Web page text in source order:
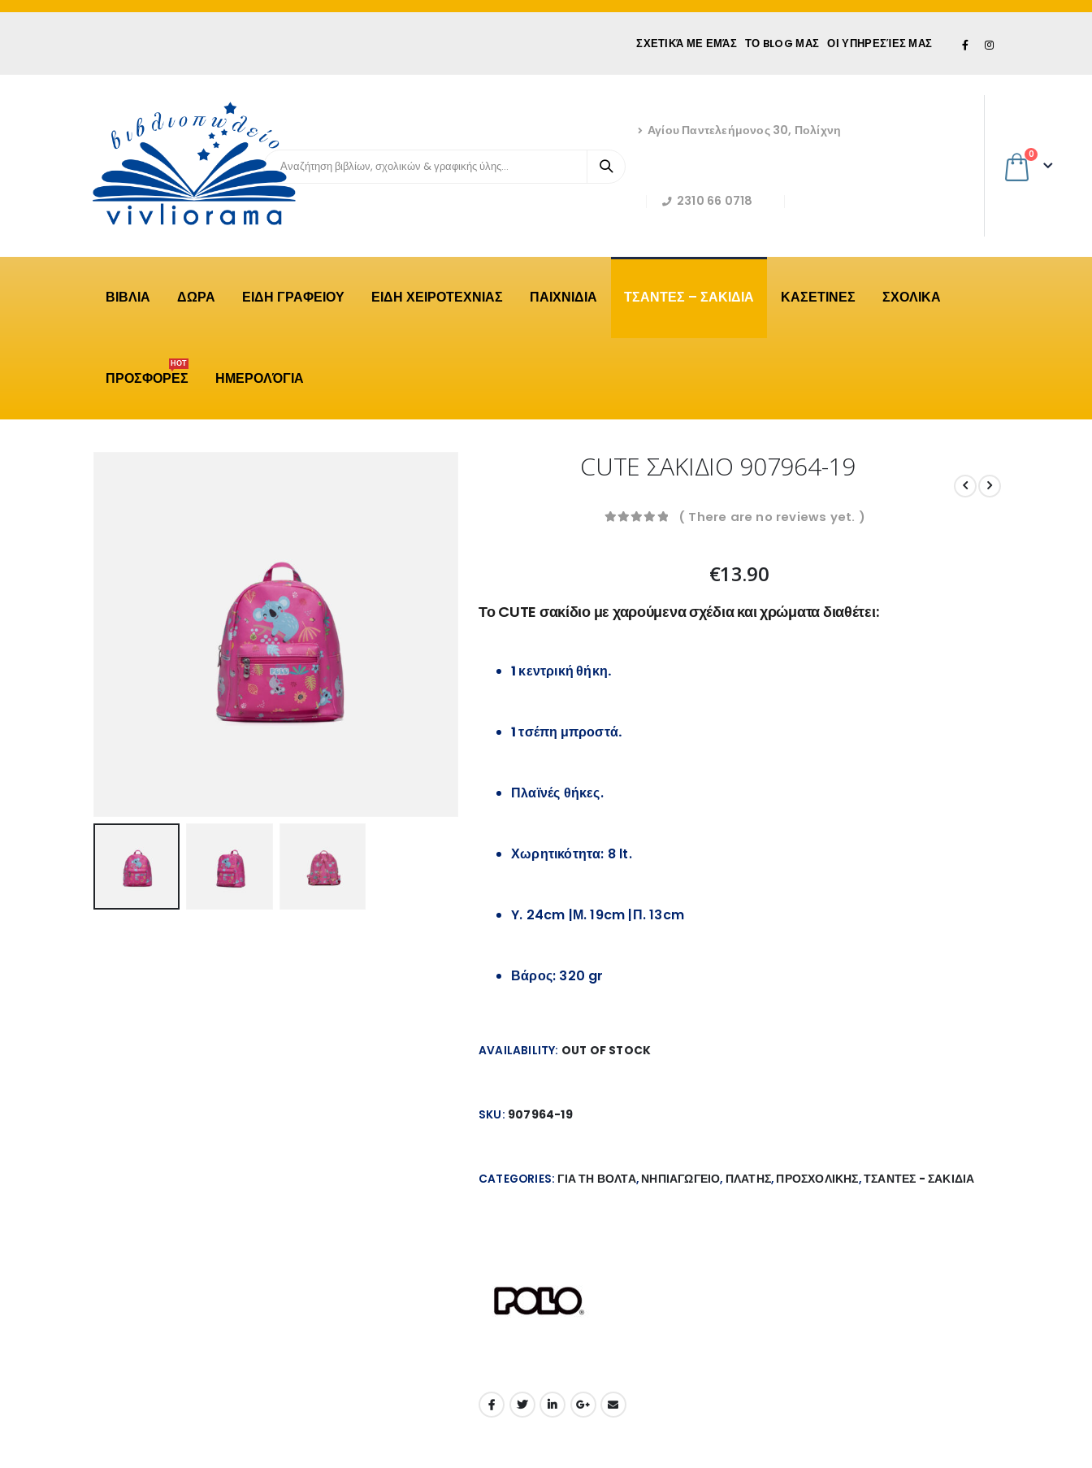
ΣΧΕΤΙΚΆ ΜΕ ΕΜΆΣ ΤΟ BLOG ΜΑΣ ΟΙ ΥΠΗΡΕΣΊΕΣ ΜΑΣ
Αγίου Παντελεήμονος 30, Πολίχνη
2310 66 0718
0
ΒΙΒΛΙΑ ΔΩΡΑ ΕΙΔΗ ΓΡΑΦΕΙΟΥ ΕΙΔΗ ΧΕΙΡΟΤΕΧΝΙΑΣ ΠΑΙΧΝΙΔΙΑ ΤΣΑΝΤΕΣ – ΣΑΚΙΔΙΑ ΚΑΣΕΤΙΝΕΣ ΣΧΟΛΙΚΑ
ΠΡΟΣΦΟΡΕΣ
ΗΟΤ
ΗΜΕΡΟΛΌΓΙΑ
CUTE ΣΑΚΙΔΙΟ 907964-19
( There are no reviews yet. )
€13.90
Το CUTE σακίδιο με χαρούμενα σχέδια και χρώματα διαθέτει:
1 κεντρική θήκη.
1 τσέπη μπροστά.
Πλαϊνές θήκες.
Χωρητικότητα: 8 lt.
Y. 24cm |Μ. 19cm |Π. 13cm
Βάρος: 320 gr
AVAILABILITY: OUT OF STOCK
SKU: 907964-19
CATEGORIES: ΓΙΑ ΤΗ ΒΟΛΤΑ, ΝΗΠΙΑΓΩΓΕΙΟ, ΠΛΑΤΗΣ, ΠΡΟΣΧΟΛΙΚΗΣ,ΤΣΑΝΤΕΣ - ΣΑΚΙΔΙΑ